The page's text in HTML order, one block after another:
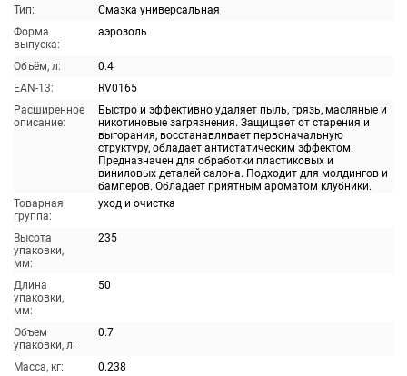
Тип:
Смазка универсальная
Форма
выпуска:
аэрозоль
Объём, л:
0.4
EAN-13:
RV0165
Расширенное
описание:
Быстро и эффективно удаляет пыль, грязь, масляные и
никотиновые загрязнения. Защищает от старения и
выгорания, восстанавливает первоначальную
структуру, обладает антистатическим эффектом.
Предназначен для обработки пластиковых и
виниловых деталей салона. Подходит для молдингов и
бамперов. Обладает приятным ароматом клубники.
Товарная
группа:
уход и очистка
Высота
упаковки,
мм:
235
Длина
упаковки,
мм:
50
Объем
упаковки, л:
0.7
Масса, кг:
0.238